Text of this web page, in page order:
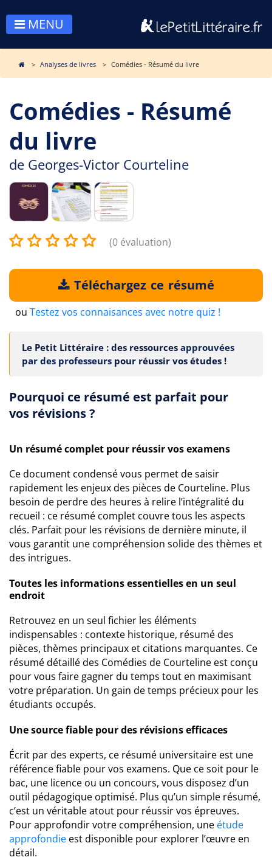
MENU
Analyses de livres Comédies - Résumé du livre
Comédies - Résumé
du livre
de Georges-Victor Courteline
(0 évaluation)
Téléchargez ce résumé
ou Testez vos connaisances avec notre quiz !
Le Petit Littéraire : des ressources approuvées
par des professeurs pour réussir vos études !
Pourquoi ce résumé est parfait pour
vos révisions ?
Un résumé complet pour réussir vos examens
Ce document condensé vous permet de saisir
rapidement les enjeux des pièces de Courteline. Plus
besoin de perdre des heures à relire l’intégralité du
recueil : ce résumé complet couvre tous les aspects
clés. Parfait pour les révisions de dernière minute, il
vous garantit une compréhension solide des thèmes et
des intrigues.
Toutes les informations essentielles en un seul
endroit
Retrouvez en un seul fichier les éléments
indispensables : contexte historique, résumé des
pièces, thèmes principaux et citations marquantes. Ce
résumé détaillé des Comédies de Courteline est conçu
pour vous faire gagner du temps tout en maximisant
votre préparation. Un gain de temps précieux pour les
étudiants occupés.
Une source fiable pour des révisions efficaces
Écrit par des experts, ce résumé universitaire est une
référence fiable pour vos examens. Que ce soit pour le
bac, une licence ou un concours, vous disposez d’un
outil pédagogique optimisé. Plus qu’un simple résumé,
c’est un véritable atout pour réussir vos épreuves.
Pour approfondir votre compréhension, une étude
approfondie est disponible pour explorer l’œuvre en
détail.